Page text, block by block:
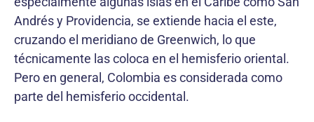
Andrés y Providencia, se extiende hacia el este,
cruzando el meridiano de Greenwich, lo que
técnicamente las coloca en el hemisferio oriental.
Pero en general, Colombia es considerada como
parte del hemisferio occidental.